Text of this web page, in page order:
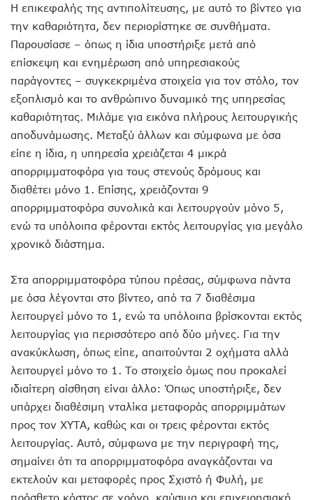
Η επικεφαλής της αντιπολίτευσης, με αυτό το βίντεο για
την καθαριότητα, δεν περιορίστηκε σε συνθήματα.
Παρουσίασε – όπως η ίδια υποστήριξε μετά από
επίσκεψη και ενημέρωση από υπηρεσιακούς
παράγοντες – συγκεκριμένα στοιχεία για τον στόλο, τον
εξοπλισμό και το ανθρώπινο δυναμικό της υπηρεσίας
καθαριότητας. Μιλάμε για εικόνα πλήρους λειτουργικής
αποδυνάμωσης. Μεταξύ άλλων και σύμφωνα με όσα
είπε η ίδια, η υπηρεσία χρειάζεται 4 μικρά
απορριμματοφόρα για τους στενούς δρόμους και
διαθέτει μόνο 1. Επίσης, χρειάζονται 9
απορριμματοφόρα συνολικά και λειτουργούν μόνο 5,
ενώ τα υπόλοιπα φέρονται εκτός λειτουργίας για μεγάλο
χρονικό διάστημα.
Στα απορριμματοφόρα τύπου πρέσας, σύμφωνα πάντα
με όσα λέγονται στο βίντεο, από τα 7 διαθέσιμα
λειτουργεί μόνο το 1, ενώ τα υπόλοιπα βρίσκονται εκτός
λειτουργίας για περισσότερο από δύο μήνες. Για την
ανακύκλωση, όπως είπε, απαιτούνται 2 οχήματα αλλά
λειτουργεί μόνο το 1. Το στοιχείο όμως που προκαλεί
ιδιαίτερη αίσθηση είναι άλλο: Όπως υποστήριξε, δεν
υπάρχει διαθέσιμη νταλίκα μεταφοράς απορριμμάτων
προς τον ΧΥΤΑ, καθώς και οι τρεις φέρονται εκτός
λειτουργίας. Αυτό, σύμφωνα με την περιγραφή της,
σημαίνει ότι τα απορριμματοφόρα αναγκάζονται να
εκτελούν και μεταφορές προς Σχιστό ή Φυλή, με
πρόσθετο κόστος σε χρόνο, καύσιμα και επιχειρησιακή